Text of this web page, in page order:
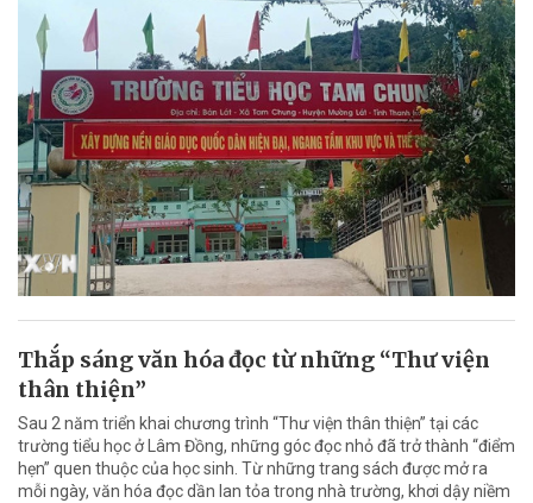
Thắp sáng văn hóa đọc từ những “Thư viện
thân thiện”
Sau 2 năm triển khai chương trình “Thư viện thân thiện” tại các
trường tiểu học ở Lâm Đồng, những góc đọc nhỏ đã trở thành “điểm
hẹn” quen thuộc của học sinh. Từ những trang sách được mở ra
mỗi ngày, văn hóa đọc dần lan tỏa trong nhà trường, khơi dậy niềm